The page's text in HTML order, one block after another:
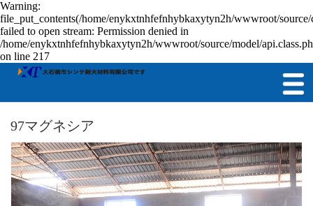
Warning:
file_put_contents(/home/enykxtnhfefnhybkaxytyn2h/wwwroot/source/
failed to open stream: Permission denied in
/home/enykxtnhfefnhybkaxytyn2h/wwwroot/source/model/
on line 217
97マグネシア